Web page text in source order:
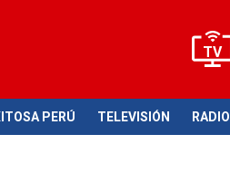
PERÚ TELEVISIÓN RADIO